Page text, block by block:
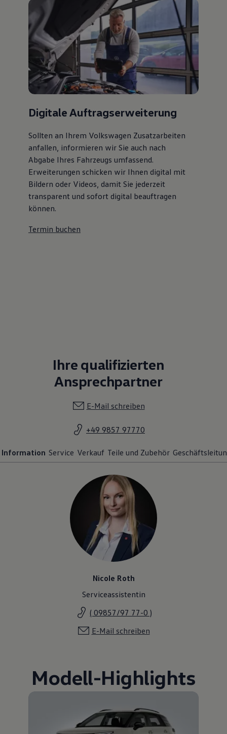
Digitale Auftragserweiterung
Sollten an Ihrem Volkswagen Zusatzarbeiten
anfallen, informieren wir Sie auch nach
Abgabe Ihres Fahrzeugs umfassend.
Erweiterungen schicken wir Ihnen digital mit
Bildern oder Videos, damit Sie jederzeit
transparent und sofort digital beauftragen
können.
Termin buchen
Ihre qualifizierten
Ansprechpartner
E-Mail schreiben
+49 9857 97770
Information Service Verkauf Teile und Zubehör
Nicole Roth
Serviceassistentin
( 09857/97 77-0 )
E-Mail schreiben
Modell-Highlights